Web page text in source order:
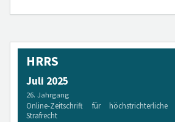
HRRS
Juli 2025
26. Jahrgang
Online-Zeitschrift für höchstrichterliche
Strafrecht